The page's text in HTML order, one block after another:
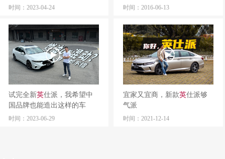
时间：2023-04-24
过！
时间：2016-06-13
试完全新英仕派，我希望中
国品牌也能造出这样的车
时间：2023-06-29
宜家又宜商，新款英仕派够
气派
时间：2021-12-14